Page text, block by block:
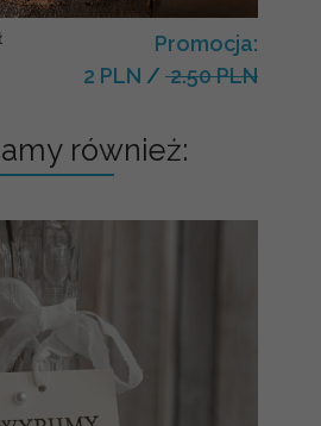
Promocja:
2 PLN / 2.50 PLN
również: